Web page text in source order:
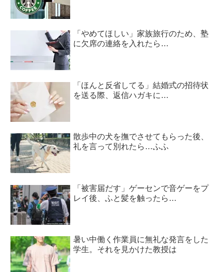
「やめてほしい」家族旅行のため、塾
に欠席の連絡を入れたら…
「ほんと反省してる」結婚式の招待状
を送る際、返信ハガキに…
散歩中の犬を撫でさせてもらった後、
礼を言って別れたら…ふふ
「被害届だす」ゲーセンで音ゲーをプ
レイ後、ふと髪を触ったら…
暑い中働く作業員に無礼な発言をした
学生。それを見かけた教授は